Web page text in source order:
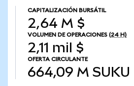
CAPITALIZACIÓN BURSÁTIL
2,64 M $
VOLUMEN DE OPERACIONES (24 H)
2,11 mil $
OFERTA CIRCULANTE
664,09 M SUKU